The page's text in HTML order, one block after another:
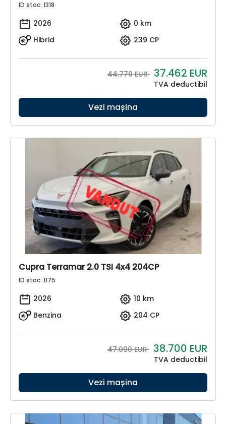
ID stoc: 1318
2026
0 km
Hibrid
239 CP
44.770 EUR 37.462 EUR
TVA deductibil
Vezi mașina
Cupra Terramar 2.0 TSI 4x4 204CP
ID stoc: 1175
2026
10 km
Benzina
204 CP
47.090 EUR 38.700 EUR
TVA deductibil
Vezi mașina